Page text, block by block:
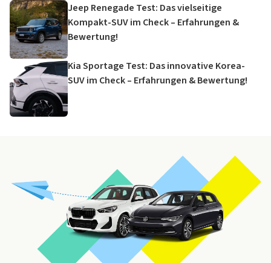
Jeep Renegade Test: Das vielseitige
Kompakt-SUV im Check – Erfahrungen &
Bewertung!
Kia Sportage Test: Das innovative Korea-
SUV im Check – Erfahrungen & Bewertung!